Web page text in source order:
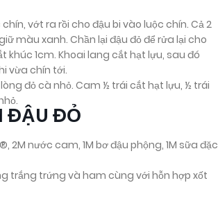
vớt ra rồi cho đậu bi vào luộc chín. Cả 2
màu xanh. Chần lại đậu đỏ để rửa lại cho
1cm. Khoai lang cắt hạt lựu, sau đó
vừa chín tới.
đỏ cà nhỏ. Cam ½ trái cắt hạt lựu, ½ trái
ĐẬU ĐỎ
2M nước cam, 1M bơ đậu phộng, 1M sữa đặc
trắng trứng và ham cùng với hỗn hợp xốt